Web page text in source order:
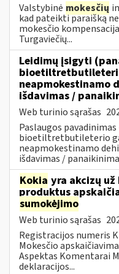
Valstybinė mokesčių
kad pateikti paraišką
mokesčio
Turgaviečių...
Leidimų įsigyti
neapmokestinamo
išdavimas /
Web turinio sąrašas
Paslaugos
bioetiltretbutileterio
neapmokestinamo
išdavimas /
Kokia yra akcizų
produktus
sumokėjimo
Web turinio sąrašas
Registracijos numeris
Mokesčio
Aspektas Komentarai
deklaracijos...